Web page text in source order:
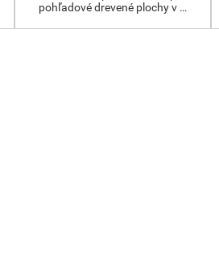
pohľadové drevené plochy v …